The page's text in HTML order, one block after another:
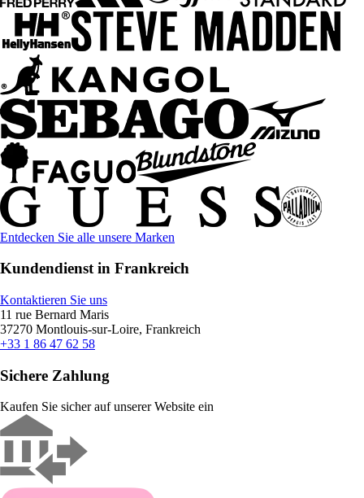
Entdecken Sie alle unsere Marken
Kundendienst in Frankreich
Kontaktieren Sie uns
11 rue Bernard Maris
37270 Montlouis-sur-Loire, Frankreich
+33 1 86 47 62 58
Sichere Zahlung
Kaufen Sie sicher auf unserer Website ein